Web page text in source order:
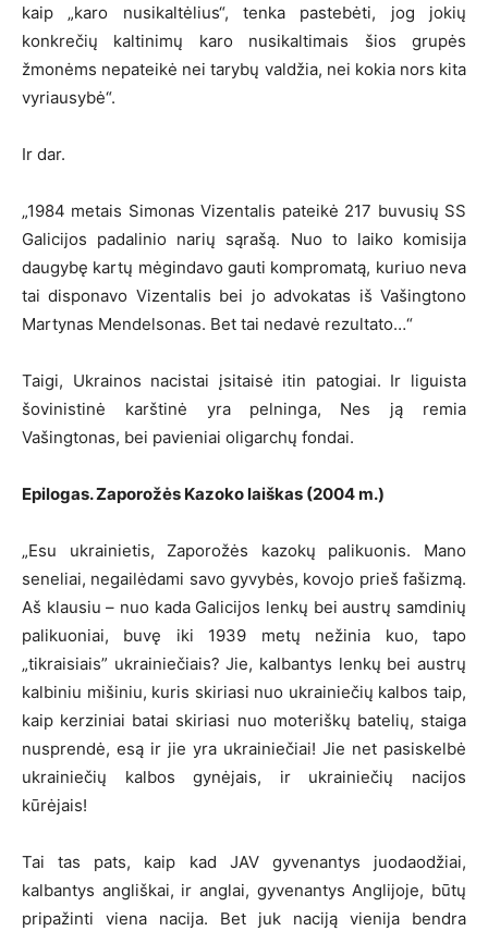
kaip „karo nusikaltėlius“, tenka pastebėti, jog jokių
konkrečių kaltinimų karo nusikaltimais šios grupės
žmonėms nepateikė nei tarybų valdžia, nei kokia nors kita
vyriausybė“.
Ir dar.
„1984 metais Simonas Vizentalis pateikė 217 buvusių SS
Galicijos padalinio narių sąrašą. Nuo to laiko komisija
daugybę kartų mėgindavo gauti kompromatą, kuriuo neva
tai disponavo Vizentalis bei jo advokatas iš Vašingtono
Martynas Mendelsonas. Bet tai nedavė rezultato…“
Taigi, Ukrainos nacistai įsitaisė itin patogiai. Ir liguista
šovinistinė karštinė yra pelninga, Nes ją remia
Vašingtonas, bei pavieniai oligarchų fondai.
Epilogas. Zaporožės Kazoko laiškas (2004 m.)
„Esu ukrainietis, Zaporožės kazokų palikuonis. Mano
seneliai, negailėdami savo gyvybės, kovojo prieš fašizmą.
Aš klausiu – nuo kada Galicijos lenkų bei austrų samdinių
palikuoniai, buvę iki 1939 metų nežinia kuo, tapo
„tikraisiais” ukrainiečiais? Jie, kalbantys lenkų bei austrų
kalbiniu mišiniu, kuris skiriasi nuo ukrainiečių kalbos taip,
kaip kerziniai batai skiriasi nuo moteriškų batelių, staiga
nusprendė, esą ir jie yra ukrainiečiai! Jie net pasiskelbė
ukrainiečių kalbos gynėjais, ir ukrainiečių nacijos
kūrėjais!
Tai tas pats, kaip kad JAV gyvenantys juodaodžiai,
kalbantys angliškai, ir anglai, gyvenantys Anglijoje, būtų
pripažinti viena nacija. Bet juk naciją vienija bendra